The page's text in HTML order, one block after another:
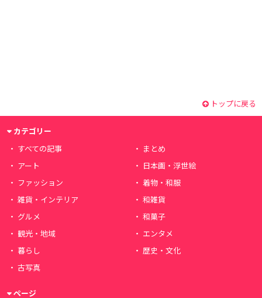
トップに戻る
カテゴリー
すべての記事
まとめ
アート
日本画・浮世絵
ファッション
着物・和服
雑貨・インテリア
和雑貨
グルメ
和菓子
観光・地域
エンタメ
暮らし
歴史・文化
古写真
ページ